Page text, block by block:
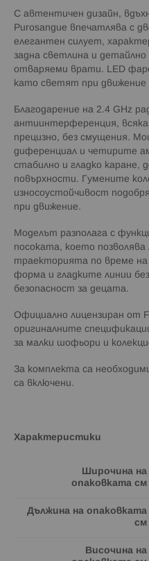
С автентичен дизайн,
Purosangue впечатлява с
елегантен силует,
задна светлина и
отваряеми врати. LED
като светят при движение
Благодарение на 2.4 GHz
антиинтерференция, всяка
прецизно, без смущения.
диференциал и четирите
стабилно и гладко каране,
повърхности. Гумените
износоустойчивост
при движение.
Моделът разполага с
посоката, което позволява
траекторията по време
форма и гладките линии
безопасност за децата.
Официално лицензиран от
оригиналните
за малки шофьори и
За комплекта са
са включени.
Характеристики
Широчина на
опаковката см
Дължина на опаковката
см
Височина на